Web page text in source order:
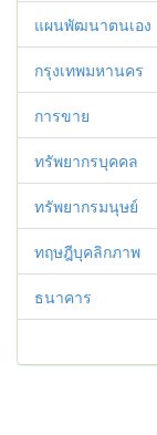
แผนพัฒนาตนเอง
กรุงเทพมหานคร
การขาย
ทรัพยากรบุคคล
ทรัพยากรมนุษย์
ทฤษฎีบุคลิกภาพ
ธนาคาร